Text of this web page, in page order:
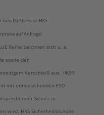
TOP Preis >> HKS
auf Anfrage!
Reihe zeichnen sich u. a.
sowie der
Verschleiß aus. HKS®
mit entsprechenden ESD
Schutz in
wird. HKS Sicherheitsschuhe